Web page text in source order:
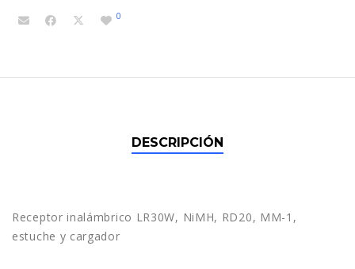
0
DESCRIPCIÓN
Receptor inalámbrico LR30W, NiMH, RD20, MM-1,
estuche y cargador